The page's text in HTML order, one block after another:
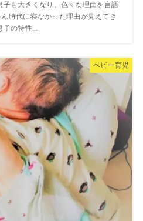
子も大きくなり、色々な理由を言語
時代に寝なかった理由が見えてき
の特性...
ベビー育児